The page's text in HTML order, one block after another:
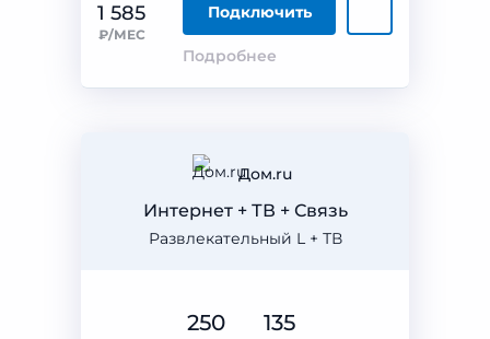
1 585
₽/МЕС
Подключить
Подробнее
Дом.ru
Развлекательный L + ТВ
Интернет + ТВ + Связь
250 135